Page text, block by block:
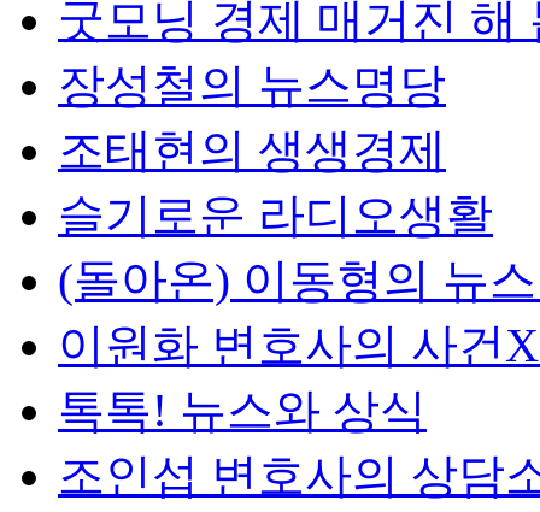
굿모닝 경제 매거진 해
장성철의 뉴스명당
조태현의 생생경제
슬기로운 라디오생활
(돌아온) 이동형의 뉴
이원화 변호사의 사건
톡톡! 뉴스와 상식
조인섭 변호사의 상담